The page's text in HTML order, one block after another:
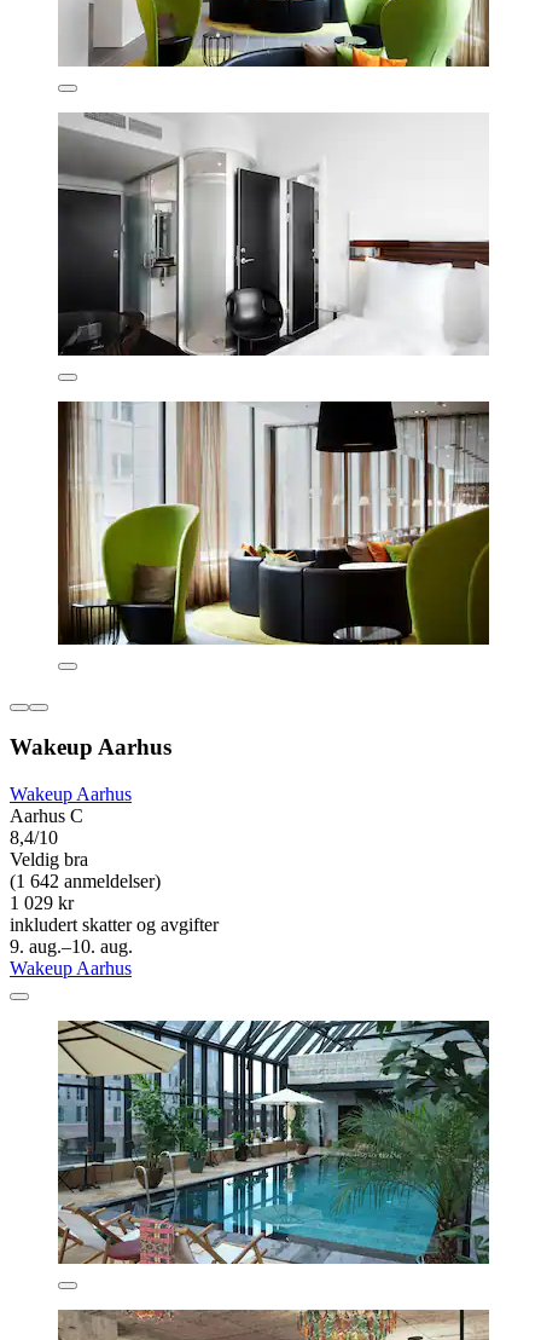
Wakeup Aarhus
Wakeup Aarhus
Aarhus C
8,4/10
Veldig bra
(1 642 anmeldelser)
1 029 kr
inkludert skatter og avgifter
9. aug.–10. aug.
Wakeup Aarhus